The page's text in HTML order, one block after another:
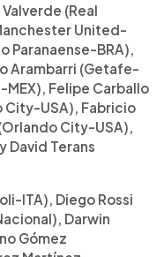
(Real
United-
Paranaense-BRA),
Arambarri (Getafe-
MEX), Felipe Carballo
City-USA), Fabricio
City-USA),
David Terans
ITA), Diego Rossi
Darwin
Gómez